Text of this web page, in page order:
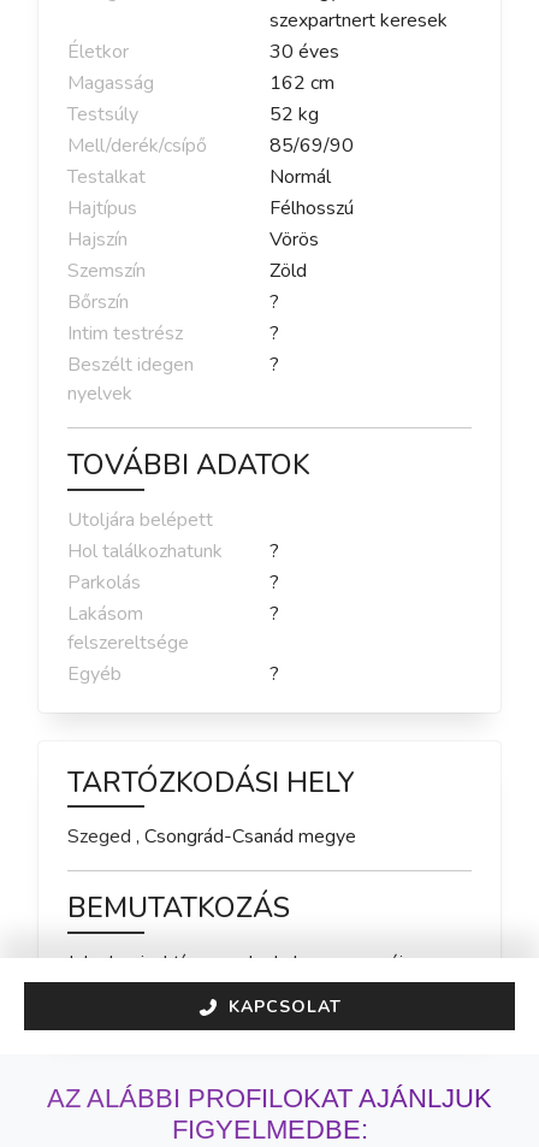
szexpartnert keresek
Életkor
30 éves
Magasság
162 cm
Testsúly
52 kg
Mell/derék/csípő
85/69/90
Testalkat
Normál
Hajtípus
Félhosszú
Hajszín
Vörös
Szemszín
Zöld
Bőrszín
?
Intim testrész
?
Beszélt idegen
nyelvek
?
TOVÁBBI ADATOK
Utoljára belépett
Hol találkozhatunk
?
Parkolás
?
Lakásom
felszereltsége
?
Egyéb ?
TARTÓZKODÁSI HELY
Szeged , Csongrád-Csanád megye
BEMUTATKOZÁS
Jelenleg inaktív vagyok, de hamarosan újra
KAPCSOLAT
AZ ALÁBBI PROFILOKAT AJÁNLJUK
FIGYELMEDBE: